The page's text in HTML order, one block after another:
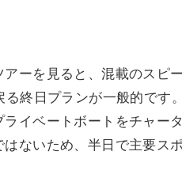
アーを見ると、混載のスピ
る終日プランが一般的です
ライベートボートをチャー
はないため、半日で主要ス